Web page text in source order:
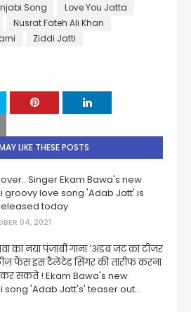
Song
Love You Jatta
Nusrat Fateh Ali Khan
Ziddi Jatti
LIKE THESE POSTS
Singer Ekam Bawa's new
groovy love song 'Adab Jatt' is
today
04, 2021
का नया पंजाबी गाना 'अडब जट का टीजर
फैंस इस टैलेंटेड सिंगर की तारीफ करना
कर सकते ! Ekam Bawa's new
song 'Adab Jatt's' teaser out...